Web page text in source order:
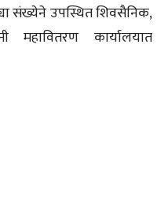
संख्येने उपस्थित शिवसैनिक,
महावितरण कार्यालयात